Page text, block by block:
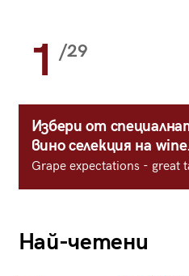
1 /29
Избери от
вино селекция на
Grape expectations - great
Най-четени